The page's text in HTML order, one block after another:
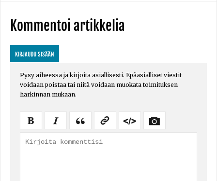
Kommentoi artikkelia
KIRJAUDU SISÄÄN
Pysy aiheessa ja kirjoita asiallisesti. Epäasialliset viestit
voidaan poistaa tai niitä voidaan muokata toimituksen
harkinnan mukaan.